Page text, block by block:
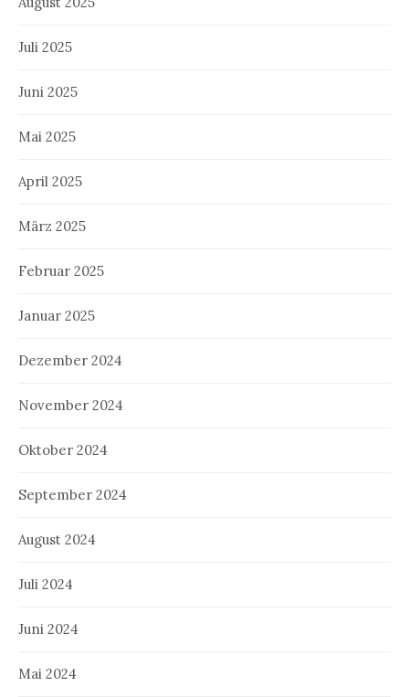
Juli 2025
Juni 2025
Mai 2025
April 2025
März 2025
Februar 2025
Januar 2025
Dezember 2024
November 2024
Oktober 2024
September 2024
August 2024
Juli 2024
Juni 2024
Mai 2024